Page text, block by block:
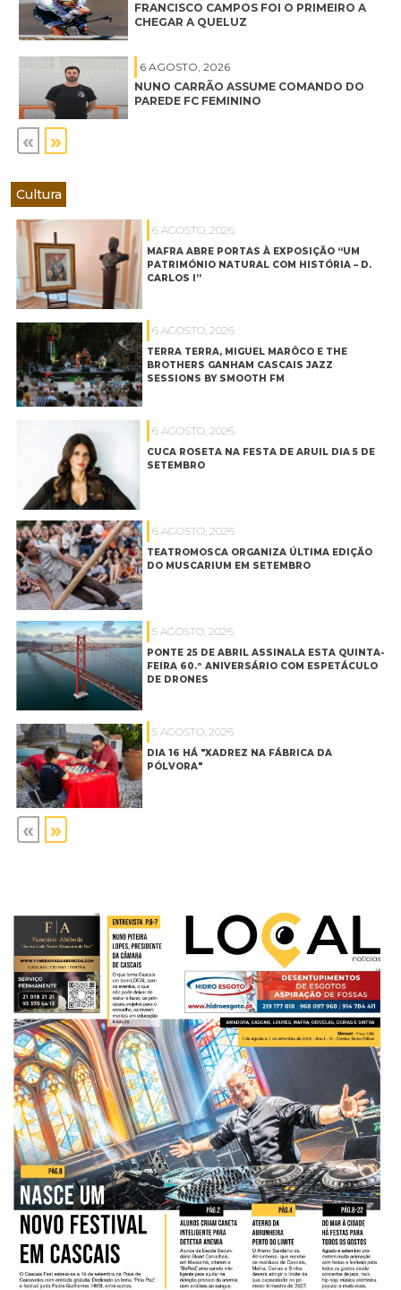
FRANCISCO CAMPOS FOI O PRIMEIRO A
CHEGAR A QUELUZ
6 AGOSTO, 2026
NUNO CARRÃO ASSUME COMANDO DO
PAREDE FC FEMININO
« »
Cultura
6 AGOSTO, 2026
MAFRA ABRE PORTAS À EXPOSIÇÃO “UM
PATRIMÓNIO NATURAL COM HISTÓRIA – D.
CARLOS I”
6 AGOSTO, 2026
TERRA TERRA, MIGUEL MARÔCO E THE
BROTHERS GANHAM CASCAIS JAZZ
SESSIONS BY SMOOTH FM
6 AGOSTO, 2026
CUCA ROSETA NA FESTA DE ARUIL DIA 5 DE
SETEMBRO
6 AGOSTO, 2026
TEATROMOSCA ORGANIZA ÚLTIMA EDIÇÃO
DO MUSCARIUM EM SETEMBRO
5 AGOSTO, 2026
PONTE 25 DE ABRIL ASSINALA ESTA QUINTA-
FEIRA 60.º ANIVERSÁRIO COM ESPETÁCULO
DE DRONES
5 AGOSTO, 2026
DIA 16 HÁ "XADREZ NA FÁBRICA DA
PÓLVORA"
« »